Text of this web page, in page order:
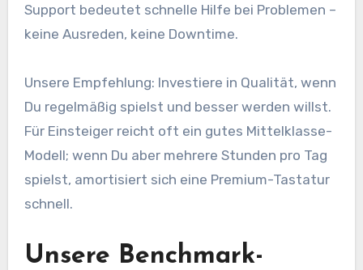
Support bedeutet schnelle Hilfe bei Problemen –
keine Ausreden, keine Downtime.
Unsere Empfehlung: Investiere in Qualität, wenn
Du regelmäßig spielst und besser werden willst.
Für Einsteiger reicht oft ein gutes Mittelklasse-
Modell; wenn Du aber mehrere Stunden pro Tag
spielst, amortisiert sich eine Premium-Tastatur
schnell.
Unsere Benchmark-